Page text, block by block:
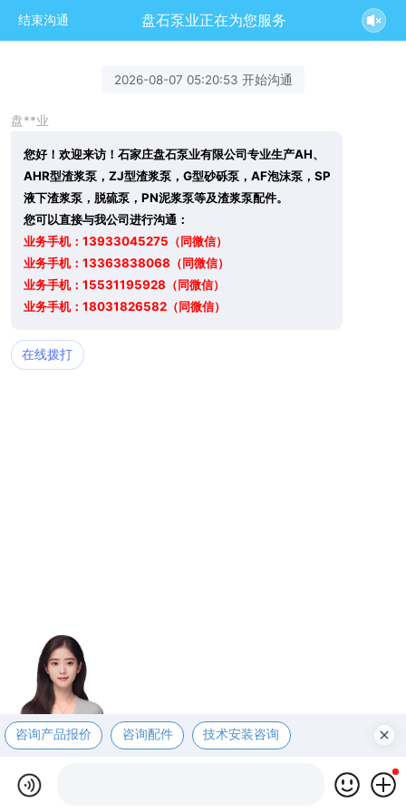
结束沟通 盘石泵业正在为您服务
2026-08-07 05:20:53 开始沟通
盘**业
您好！欢迎来访！石家庄盘石泵业有限公司专业生产AH、
AHR型渣浆泵，ZJ型渣浆泵，G型砂砾泵，AF泡沫泵，SP
液下渣浆泵，脱硫泵，PN泥浆泵等及渣浆泵配件。
您可以直接与我公司进行沟通：
业务手机：13933045275（同微信）
业务手机：13363838068（同微信）
业务手机：15531195928（同微信）
业务手机：18031826582（同微信）
在线拨打
咨询产品报价 咨询配件 技术安装咨询